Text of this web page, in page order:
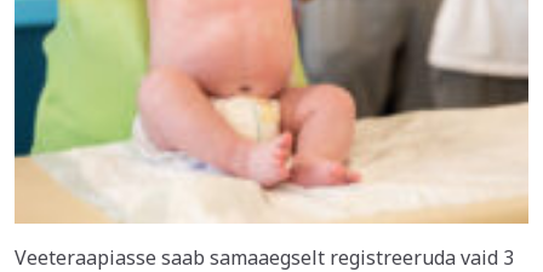
Veeteraapiasse saab samaaegselt registreeruda vaid 3